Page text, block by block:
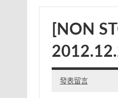
[NON
發表留言